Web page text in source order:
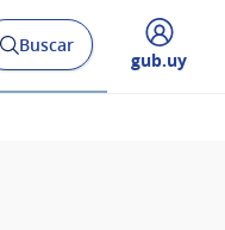
AbrirBuscar
Desplegar
gub.uy